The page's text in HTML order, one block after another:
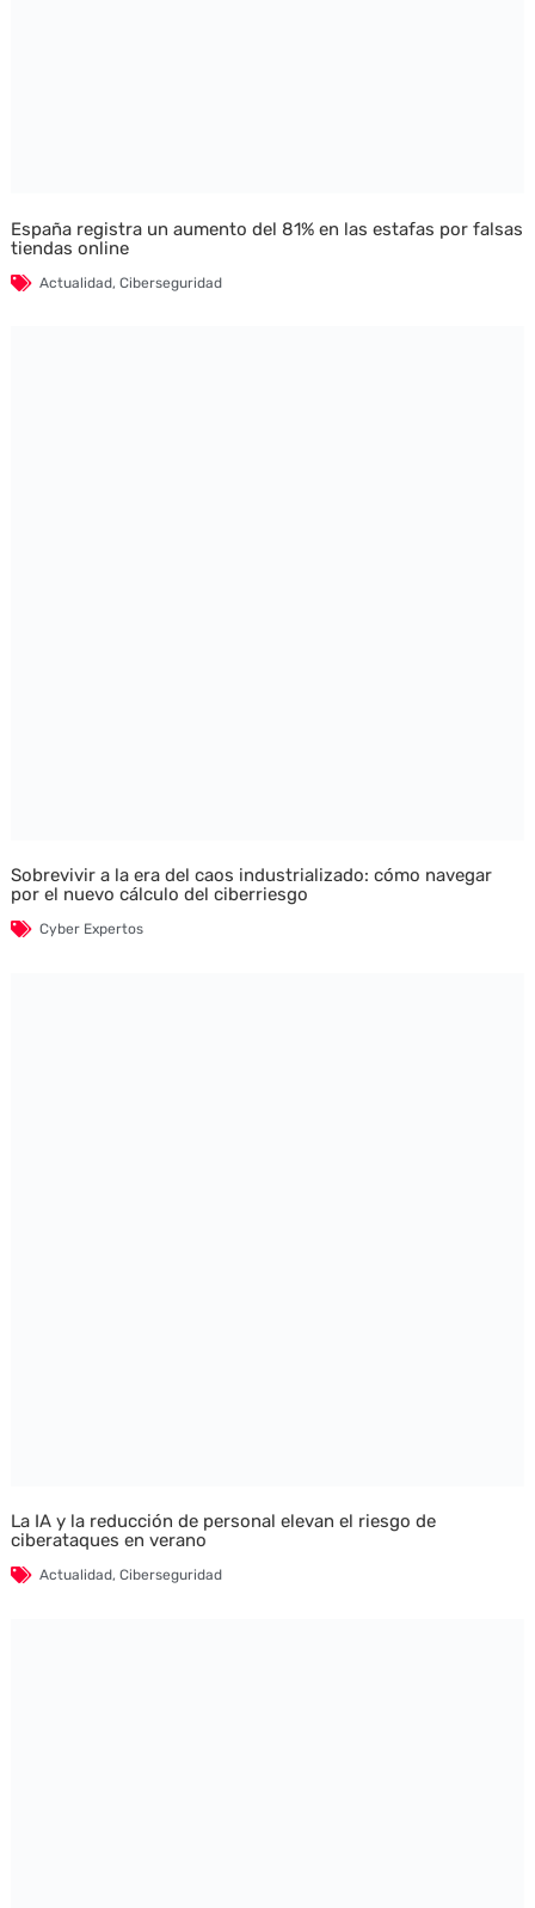
España registra un aumento del 81% en las estafas por falsas
tiendas online
Actualidad, Ciberseguridad
Sobrevivir a la era del caos industrializado: cómo navegar
por el nuevo cálculo del ciberriesgo
Cyber Expertos
La IA y la reducción de personal elevan el riesgo de
ciberataques en verano
Actualidad, Ciberseguridad